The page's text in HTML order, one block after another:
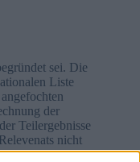
sei. Die
Liste
der
Teilergebnisse
nicht